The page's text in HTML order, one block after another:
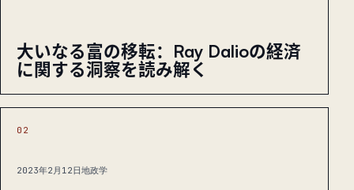
大いなる富の移転：Ray Dalioの経済
に関する洞察を読み解く
02
2023年2月12日地政学